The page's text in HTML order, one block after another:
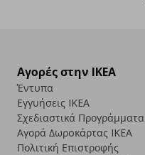
Αγορές στην IKEA
Έντυπα
Εγγυήσεις IKEA
Σχεδιαστικά Προγράμματα
Αγορά Δωρoκάρτας IKEA
Πολιτική Επιστροφής